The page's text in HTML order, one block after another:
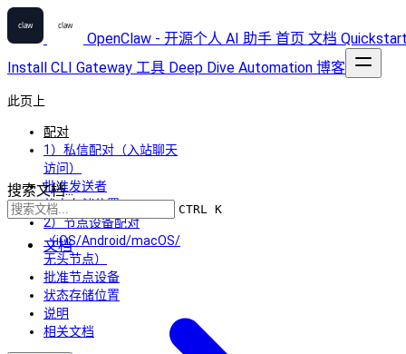
OpenClaw - 开源个人 AI 助手 首页 文档
Install CLI Gateway 工具 Deep Dive Automation 博客
搜索文档...
CTRL K
文档
此页上
配对
1）私信配对（入站聊天
访问）
批准发送者
状态存储位置
2）节点设备配对
（iOS/Android/macOS/
无头节点）
批准节点设备
状态存储位置
说明
相关文档